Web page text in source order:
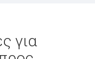
για